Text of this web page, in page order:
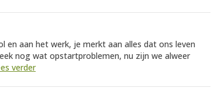
en aan het werk, je merkt aan alles dat ons leven
nog wat opstartproblemen, nu zijn we alweer
verder